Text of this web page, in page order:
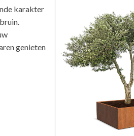
karakter
genieten